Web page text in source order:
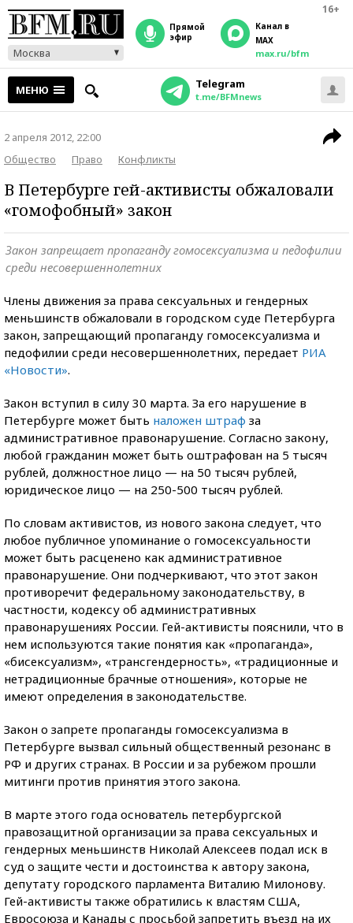
16+
Москва
прямой
эфир
Канал в
MAX
max.ru/bfm
МЕНЮ Telegram
t.me/BFMnews
2 апреля 2012, 22:00
Общество
Право Конфликты
В Петербурге гей-активисты обжаловали
«гомофобный» закон
Закон запрещает пропаганду гомосексуализма и педофилии
среди несовершеннолетних
Члены движения за права сексуальных и гендерных
меньшинств обжаловали в городском суде Петербурга
закон, запрещающий пропаганду гомосексуализма и
педофилии среди несовершеннолетних, передает РИА
«Новости».
Закон вступил в силу 30 марта. За его нарушение в
Петербурге может быть наложен штраф за
административное правонарушение. Согласно закону,
любой гражданин может быть оштрафован на 5 тысяч
рублей, должностное лицо — на 50 тысяч рублей,
юридическое лицо — на 250-500 тысяч рублей.
По словам активистов, из нового закона следует, что
любое публичное упоминание о гомосексуальности
может быть расценено как административное
правонарушение. Они подчеркивают, что этот закон
противоречит федеральному законодательству, в
частности, кодексу об административных
правонарушениях России. Гей-активисты пояснили, что в
нем используются такие понятия как «пропаганда»,
«бисексуализм», «трансгендерность», «традиционные и
нетрадиционные брачные отношения», которые не
имеют определения в законодательстве.
Закон о запрете пропаганды гомосексуализма в
Петербурге вызвал сильный общественный резонанс в
РФ и других странах. В России и за рубежом прошли
митинги против принятия этого закона.
В марте этого года основатель петербургской
правозащитной организации за права сексуальных и
гендерных меньшинств Николай Алексеев подал иск в
суд о защите чести и достоинства к автору закона,
депутату городского парламента Виталию Милонову.
Гей-активисты также обратились к властям США,
Евросоюза и Канады с просьбой запретить въезд на их